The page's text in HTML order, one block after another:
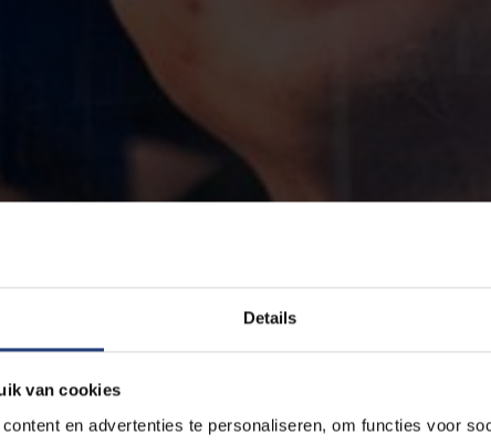
Details
van cookies
en advertenties te personaliseren, om functies voor